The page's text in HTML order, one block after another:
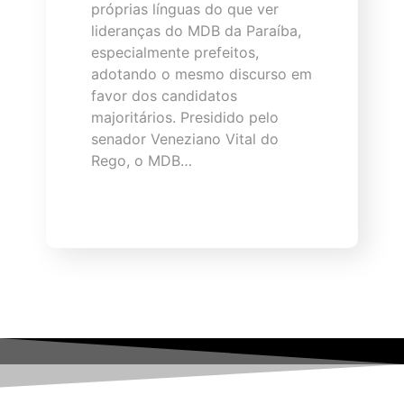
próprias línguas do que ver
lideranças do MDB da Paraíba,
especialmente prefeitos,
adotando o mesmo discurso em
favor dos candidatos
majoritários. Presidido pelo
senador Veneziano Vital do
Rego, o MDB…